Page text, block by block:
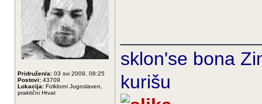
Pridružen/a: 03 svi 2009, 08:25
Postovi: 43709
Lokacija: Folklorni Jugoslaven,
praktični Hrvat
sklon'se bona
kurišu